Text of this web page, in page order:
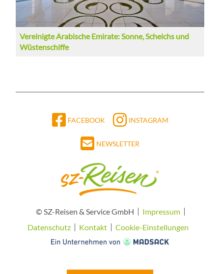
Jordanien: Perle des Nahen Ostens
FACEBOOK INSTAGRAM
NEWSLETTER
© SZ-Reisen & Service GmbH
Impressum
Datenschutz
Kontakt Cookie-Einstellungen